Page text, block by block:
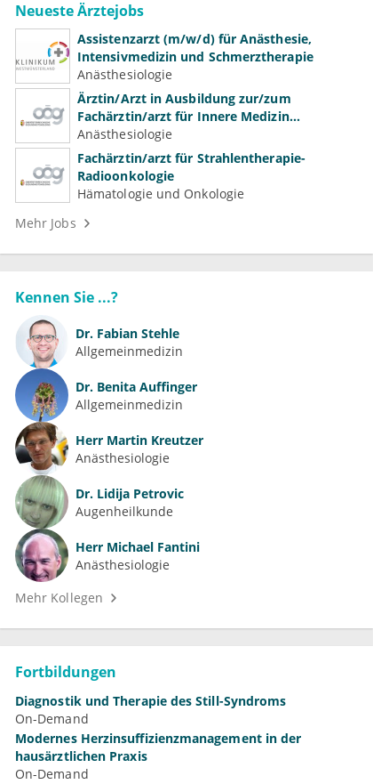
Neueste Ärztejobs
Assistenzarzt (m/w/d) für Anästhesie,
Intensivmedizin und Schmerztherapie
Anästhesiologie
Ärztin/Arzt in Ausbildung zur/zum
Fachärztin/arzt für Innere Medizin
(Kardiologie, Nephrologie, Intensivmedizin)
Anästhesiologie
Fachärztin/arzt für Strahlentherapie-
Radioonkologie
Hämatologie und Onkologie
Mehr Jobs
Kennen Sie ...?
Dr. Fabian Stehle
Allgemeinmedizin
Dr. Benita Auffinger
Allgemeinmedizin
Herr Martin Kreutzer
Anästhesiologie
Dr. Lidija Petrovic
Augenheilkunde
Herr Michael Fantini
Anästhesiologie
Mehr Kollegen
Fortbildungen
Diagnostik und Therapie des Still-Syndroms
On-Demand
Modernes Herzinsuffizienzmanagement in der
hausärztlichen Praxis
On-Demand